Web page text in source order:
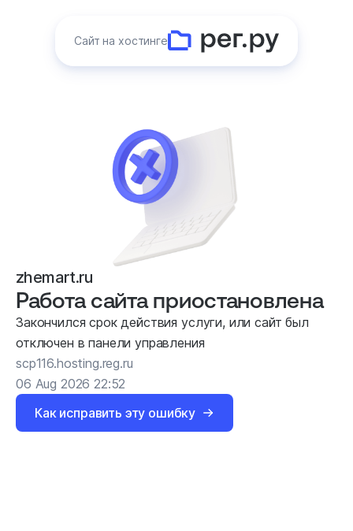
Сайт на хостинге
zhemart.ru
Работа сайта приостановлена
Закончился срок действия услуги, или сайт был
отключен в панели управления
scp116.hosting.reg.ru
06 Aug 2026 22:52
Как исправить эту ошибку